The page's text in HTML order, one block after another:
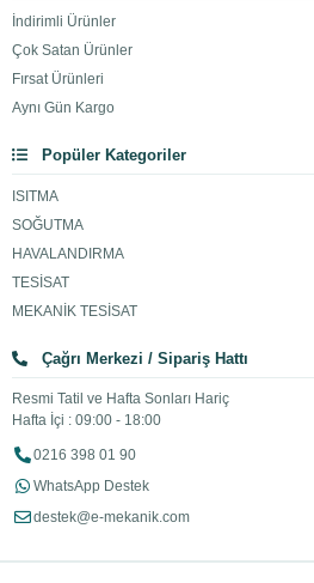
İndirimli Ürünler
Çok Satan Ürünler
Fırsat Ürünleri
Aynı Gün Kargo
Popüler Kategoriler
ISITMA
SOĞUTMA
HAVALANDIRMA
TESİSAT
MEKANİK TESİSAT
Çağrı Merkezi / Sipariş Hattı
Resmi Tatil ve Hafta Sonları Hariç
Hafta İçi : 09:00 - 18:00
0216 398 01 90
WhatsApp Destek
destek@e-mekanik.com